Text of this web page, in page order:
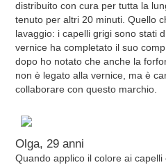
distribuito con cura per tutta la
tenuto per altri 20 minuti. Quello
lavaggio: i capelli grigi sono stati
vernice ha completato il suo
dopo ho notato che anche la
non è legato alla vernice, ma è
collaborare con questo marchio.
Olga, 29 anni
Quando applico il colore ai